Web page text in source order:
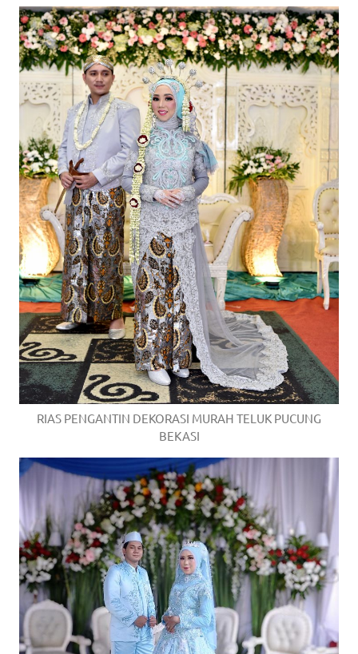
RIAS PENGANTIN DEKORASI MURAH TELUK PUCUNG
BEKASI